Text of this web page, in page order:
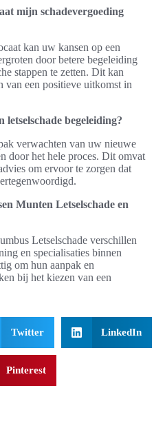
mijn schadevergoeding
kan uw kansen op een
door betere begeleiding
stappen te zetten. Dit kan
van een positieve uitkomst in
begeleiding?
verwachten van uw nieuwe
door het hele proces. Dit omvat
om ervoor te zorgen dat
Munten Letselschade en
Letselschade verschillen
en specialisaties binnen
om hun aanpak en
bij het kiezen van een
Twitter LinkedIn
Pinterest